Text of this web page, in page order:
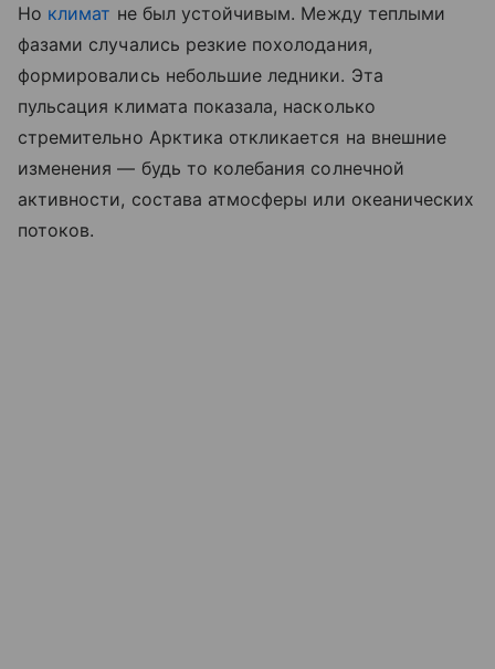
Но климат не был устойчивым. Между теплыми
фазами случались резкие похолодания,
формировались небольшие ледники. Эта
пульсация климата показала, насколько
стремительно Арктика откликается на внешние
изменения — будь то колебания солнечной
активности, состава атмосферы или океанических
потоков.